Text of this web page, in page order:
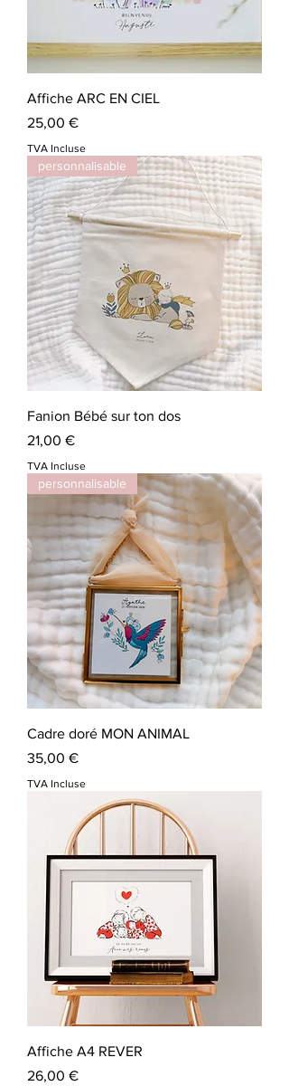
Affiche ARC EN CIEL
Prix
25,00 €
TVA Incluse
personnalisable
Fanion Bébé sur ton dos
Prix
21,00 €
TVA Incluse
personnalisable
Cadre doré MON ANIMAL
Prix
35,00 €
TVA Incluse
Affiche A4 REVER
Prix
26,00 €